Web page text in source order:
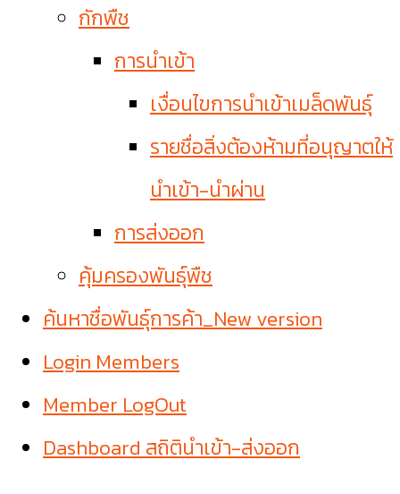
กักพืช
การนำเข้า
เงื่อนไขการนำเข้าเมล็ดพันธุ์
รายชื่อสิ่งต้องห้ามที่อนุญาตให้
นำเข้า-นำผ่าน
การส่งออก
คุ้มครองพันธุ์พืช
ค้นหาชื่อพันธุ์การค้า_New version
Login Members
Member LogOut
Dashboard สถิตินำเข้า-ส่งออก